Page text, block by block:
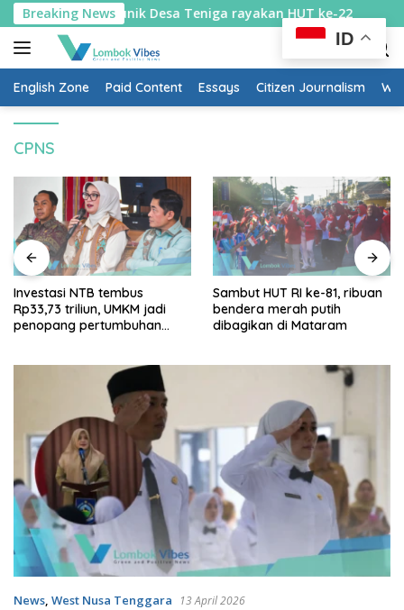
Skip
to
content
Breaking News
Cara unik Desa Teniga rayakan HUT ke-22
English Zone Paid Content Essays Citizen Journalism
CPNS
Investasi NTB tembus
Rp33,73 triliun, UMKM jadi
penopang pertumbuhan
Sambut HUT RI ke-81, ribuan
bendera merah putih
dibagikan di Mataram
News, West Nusa Tenggara 13 April 2026
ID